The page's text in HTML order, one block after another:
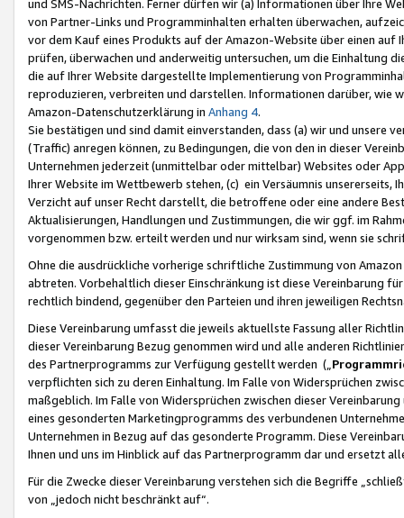
und SMS-Nachrichten. Ferner dürfen wir (a) Informationen über Ihre
von Partner-Links und Programminhalten erhalten überwachen,
vor dem Kauf eines Produkts auf der Amazon-Website über einen
prüfen, überwachen und anderweitig untersuchen, um die Einhaltung
die auf Ihrer Website dargestellte Implementierung von
reproduzieren, verbreiten und darstellen. Informationen darüber, wie
Amazon-Datenschutzerklärung in Anhang 4.
Sie bestätigen und sind damit einverstanden, dass (a) wir und
(Traffic) anregen können, zu Bedingungen, die von den in dieser
Unternehmen jederzeit (unmittelbar oder mittelbar) Websites oder
Ihrer Website im Wettbewerb stehen, (c) ein Versäumnis unsererseits,
Verzicht auf unser Recht darstellt, die betroffene oder eine andere
Aktualisierungen, Handlungen und Zustimmungen, die wir ggf. im
vorgenommen bzw. erteilt werden und nur wirksam sind, wenn sie
Ohne die ausdrückliche vorherige schriftliche Zustimmung von
abtreten. Vorbehaltlich dieser Einschränkung ist diese Vereinbarung
rechtlich bindend, gegenüber den Parteien und ihren jeweiligen
Diese Vereinbarung umfasst die jeweils aktuellste Fassung aller
dieser Vereinbarung Bezug genommen wird und alle anderen
des Partnerprogramms zur Verfügung gestellt werden („
verpflichten sich zu deren Einhaltung. Im Falle von Widersprüchen
maßgeblich. Im Falle von Widersprüchen zwischen dieser
eines gesonderten Marketingprogramms des verbundenen
Unternehmen in Bezug auf das gesonderte Programm. Diese
Ihnen und uns im Hinblick auf das Partnerprogramm dar und ersetzt
Für die Zwecke dieser Vereinbarung verstehen sich die Begriffe
von „jedoch nicht beschränkt auf“.